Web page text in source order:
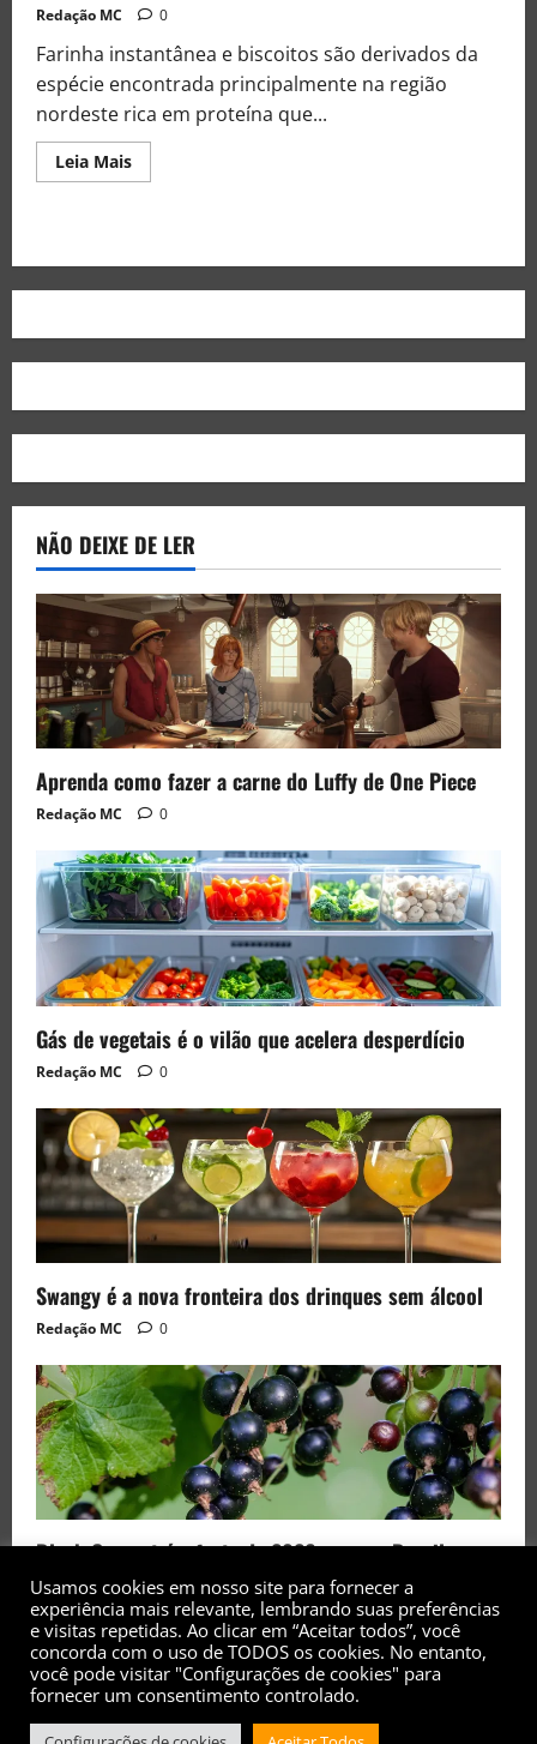
Redação MC 0
Farinha instantânea e biscoitos são derivados da
espécie encontrada principalmente na região
nordeste rica em proteína que...
Leia Mais
NÃO DEIXE DE LER
Aprenda como fazer a carne do Luffy de One Piece
Redação MC 0
Gás de vegetais é o vilão que acelera desperdício
Redação MC 0
Swangy é a nova fronteira dos drinques sem álcool
Redação MC 0
Black Currant é a fruta de 2026 rara no Brasil
Redação MC 0
Usamos cookies em nosso site para fornecer a
experiência mais relevante, lembrando suas preferências
e visitas repetidas. Ao clicar em “Aceitar todos”, você
concorda com o uso de TODOS os cookies. No entanto,
você pode visitar "Configurações de cookies" para
fornecer um consentimento controlado.